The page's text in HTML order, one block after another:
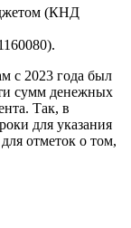
(КНД
с 2023 года был
сумм денежных
Так, в
для указания
отметок о том,